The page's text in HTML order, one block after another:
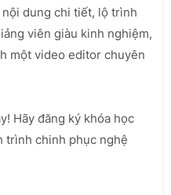
dung chi tiết, lộ trình
viên giàu kinh nghiệm,
một video editor chuyên
Hãy đăng ký khóa học
trình chinh phục nghệ